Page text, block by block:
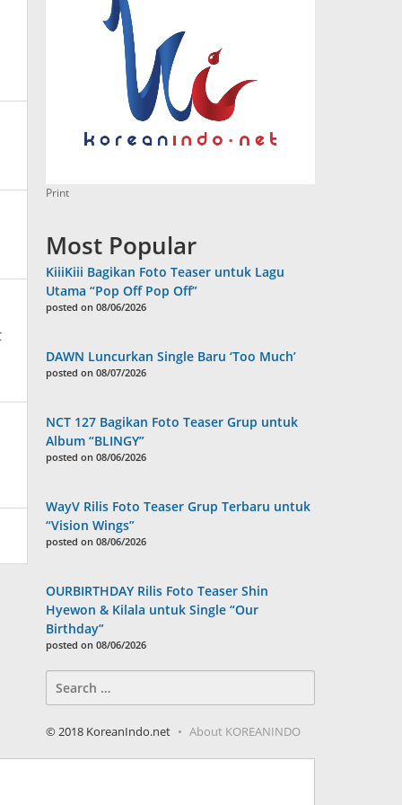
Print
Most Popular
KiiiKiii Bagikan Foto Teaser untuk Lagu
Utama “Pop Off Pop Off”
posted on 08/06/2026
DAWN Luncurkan Single Baru ‘Too Much’
posted on 08/07/2026
NCT 127 Bagikan Foto Teaser Grup untuk
Album “BLINGY”
posted on 08/06/2026
WayV Rilis Foto Teaser Grup Terbaru untuk
“Vision Wings”
posted on 08/06/2026
OURBIRTHDAY Rilis Foto Teaser Shin
Hyewon & Kilala untuk Single “Our
Birthday”
posted on 08/06/2026
for:
© 2018 KoreanIndo.net About KOREANINDO